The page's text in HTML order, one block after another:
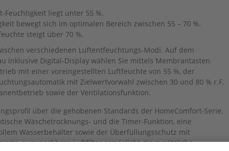
Feuchtigkeit liegt unter 55 %.
bewegt sich im optimalen Bereich zwischen 55 – 70 %.
steigt über 70 %.
verschiedenen Luftentfeuchtungs-Modi. Auf dem
inklusive Digital-Display wählen Sie mittels Membrantasten
mit einer voreingestellten Luftfeuchte von 55 %, der
mit Zielwertvorwahl zwischen 30 und 80 % r.F.
sowie der Ventilationsfunktion.
über die gehobenen Standards der HomeComfort-Serie.
Wäschetrocknungs- und die Timer-Funktion, eine
Wasserbehälter sowie der Überfüllungsschutz mit
auswaschbare Luftfilter ermöglicht die zusätzliche